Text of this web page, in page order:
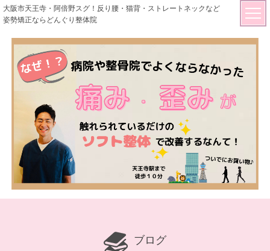
大阪市天王寺・阿倍野スグ！反り腰・猫背・ストレートネックなど
姿勢矯正ならどんぐり整体院
ブログ